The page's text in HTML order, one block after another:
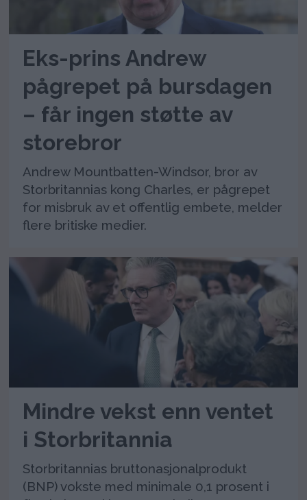
Eks-prins Andrew
pågrepet på bursdagen
– får ingen støtte av
storebror
Andrew Mountbatten-Windsor, bror av
Storbritannias kong Charles, er pågrepet
for misbruk av et offentlig embete, melder
flere britiske medier.
Mindre vekst enn ventet
i Storbritannia
Storbritannias bruttonasjonalprodukt
(BNP) vokste med minimale 0,1 prosent i